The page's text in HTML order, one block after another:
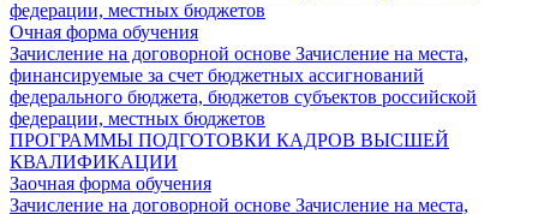
федерации, местных бюджетов
Очная форма обучения
Зачисление на договорной основе Зачисление на места,
финансируемые за счет бюджетных ассигнований
федерального бюджета, бюджетов субъектов российской
федерации, местных бюджетов
ПРОГРАММЫ ПОДГОТОВКИ КАДРОВ ВЫСШЕЙ
КВАЛИФИКАЦИИ
Заочная форма обучения
Зачисление на договорной основе Зачисление на места,